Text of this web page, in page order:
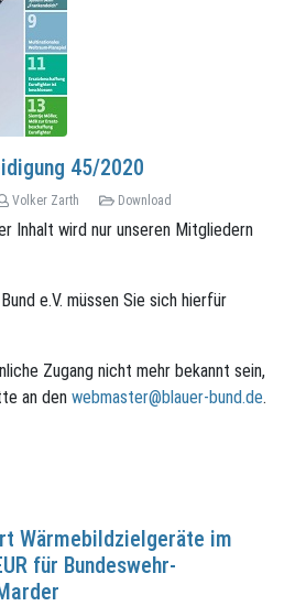
45/2020
Volker Zarth Download
Inhalt wird nur unseren Mitgliedern
e.V. müssen Sie sich hierfür
Zugang nicht mehr bekannt sein,
an den webmaster@blauer-bund.de.
Wärmebildzielgeräte im
für Bundeswehr-